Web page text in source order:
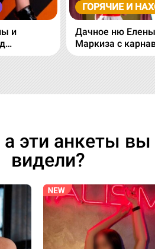
и
ГОРЯЧИЕ И
Дачное ню
Маркиза с
эти анкеты вы
видели?